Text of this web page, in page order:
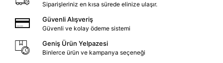
Siparişleriniz en kısa sürede elinize ulaşır.
Güvenli Alışveriş
Güvenli ve kolay ödeme sistemi
Geniş Ürün Yelpazesi
Binlerce ürün ve kampanya seçeneği